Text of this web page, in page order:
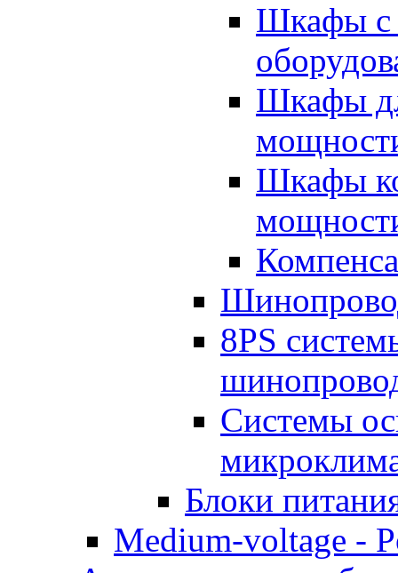
Шкафы с
Шкафы
Шкафы
8PS
Системы
Блоки
Medium-voltage -